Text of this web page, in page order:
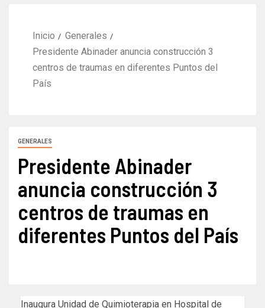
Inicio
Generales
Presidente Abinader anuncia construcción 3
centros de traumas en diferentes Puntos del
País
GENERALES
Presidente Abinader
anuncia construcción 3
centros de traumas en
diferentes Puntos del País
Inaugura Unidad de Quimioterapia en Hospital de